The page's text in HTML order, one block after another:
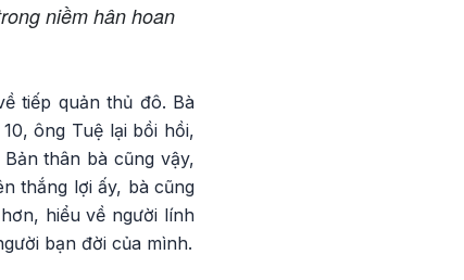
niềm hân hoan
tiếp quản thủ đô. Bà
ông Tuệ lại bồi hồi,
thân bà cũng vậy,
thắng lợi ấy, bà cũng
hiểu về người lính
bạn đời của mình.